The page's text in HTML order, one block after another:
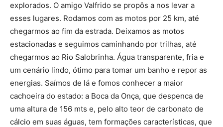
explorados. O amigo Valfrido se propôs a nos levar a
esses lugares. Rodamos com as motos por 25 km, até
chegarmos ao fim da estrada. Deixamos as motos
estacionadas e seguimos caminhando por trilhas, até
chegarmos ao Rio Salobrinha. Água transparente, fria e
um cenário lindo, ótimo para tomar um banho e repor as
energias. Saímos de lá e fomos conhecer a maior
cachoeira do estado: a Boca da Onça, que despenca de
uma altura de 156 mts e, pelo alto teor de carbonato de
cálcio em suas águas, tem formações características, que